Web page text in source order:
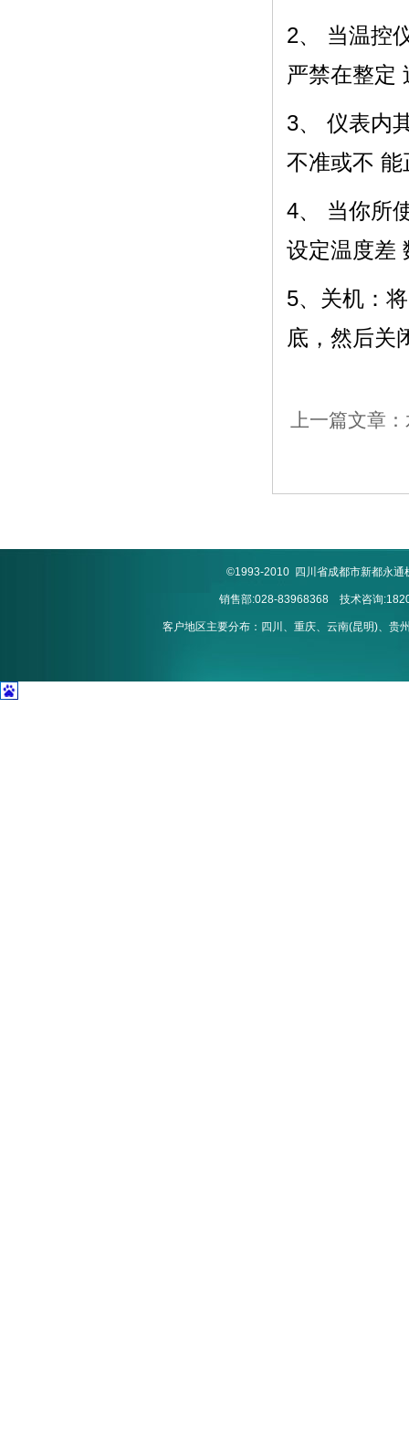
2、 当温控
严禁在整定
3、 仪表内
不准或不
4、 当你所
设定温度差
5、关机：
底，然后关
上一篇文章
©1993-2010 四川省成都市新都永
销售部:028-83968368 技术咨询
客户地区主要分布：四川、重庆、云南(昆明)、贵